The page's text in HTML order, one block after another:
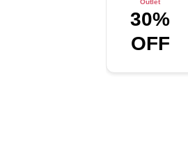
Outlet
30%
OFF